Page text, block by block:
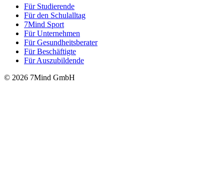
Für Stu­die­rende
Für den Schulalltag
7Mind Sport
Für Unter­neh­men
Für Gesund­heits­be­ra­ter
Für Beschäftigte
Für Auszubildende
© 2026 7Mind GmbH